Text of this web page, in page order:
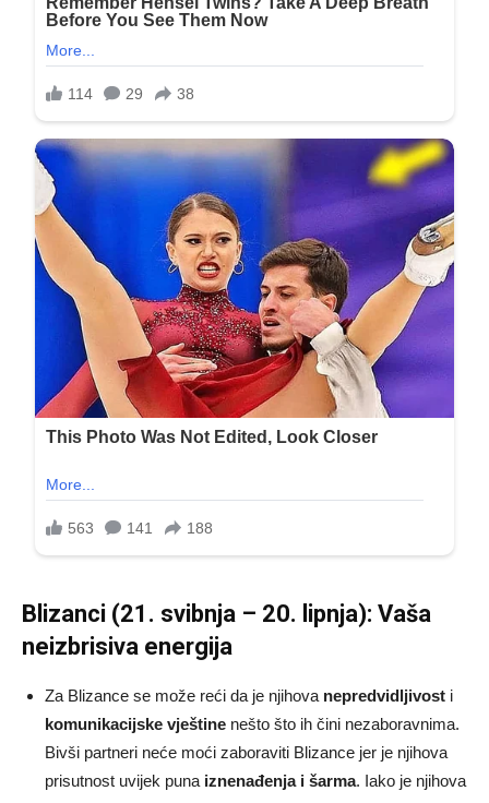
Blizanci (21. svibnja – 20. lipnja): Vaša
neizbrisiva energija
Za Blizance se može reći da je njihova nepredvidljivost i
komunikacijske vještine nešto što ih čini nezaboravnima.
Bivši partneri neće moći zaboraviti Blizance jer je njihova
prisutnost uvijek puna iznenađenja i šarma. Iako je njihova